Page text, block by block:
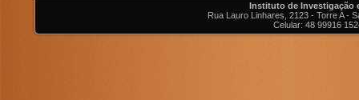
Instituto de Investigação
Rua Lauro Linhares, 2123 - Torre A -
Celular: 48 99916